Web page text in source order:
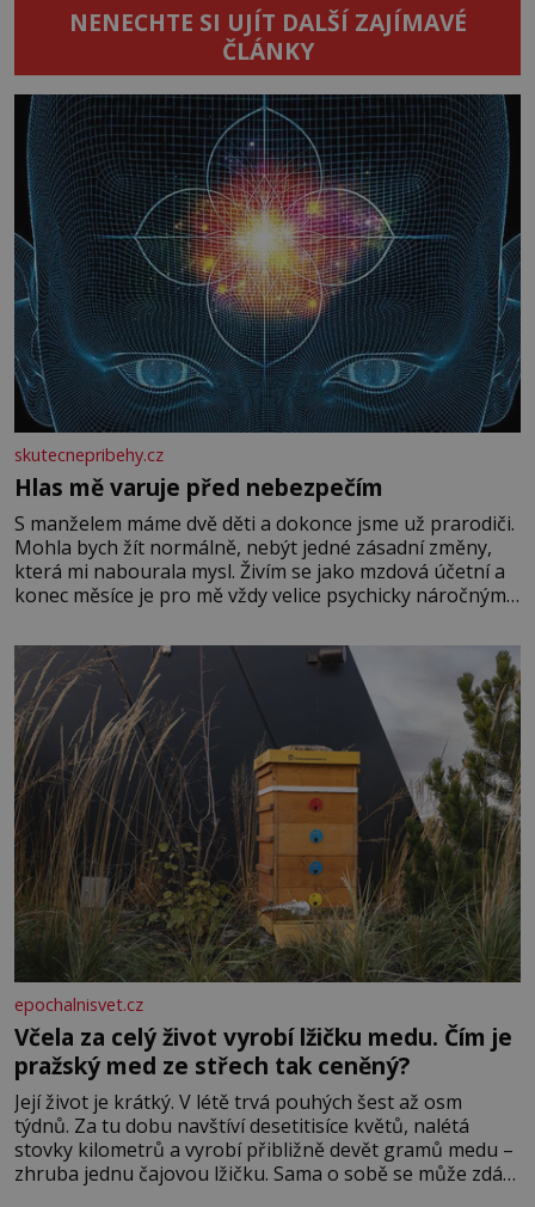
NENECHTE SI UJÍT DALŠÍ ZAJÍMAVÉ
ČLÁNKY
skutecnepribehy.cz
Hlas mě varuje před nebezpečím
S manželem máme dvě děti a dokonce jsme už prarodiči.
Mohla bych žít normálně, nebýt jedné zásadní změny,
která mi nabourala mysl. Živím se jako mzdová účetní a
konec měsíce je pro mě vždy velice psychicky náročným
dál častěji volá o pomoc, co se hlídání týče. Dalo by se
epochalnisvet.cz
Včela za celý život vyrobí lžičku medu. Čím je
pražský med ze střech tak ceněný?
Její život je krátký. V létě trvá pouhých šest až osm
týdnů. Za tu dobu navštíví desetitisíce květů, nalétá
stovky kilometrů a vyrobí přibližně devět gramů medu –
zhruba jednu čajovou lžičku. Sama o sobě se může zdát